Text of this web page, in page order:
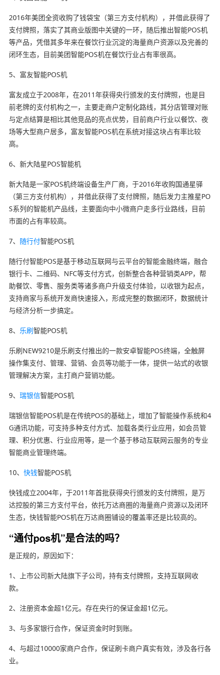
2016年美团全资收购了钱袋宝（第三方支付机构），并借此获得了
支付牌照，落实了其商业版图中关键的一环，随后推出智能POS机
等产品，凭借其多年来在餐饮行业沉淀的海量商户资源以及完善的
闭环生态，目前美团智能POS机在餐饮行业占有率很高。
5、富友智能POS机
富友成立于2008年，在2011年获得央行颁发的支付牌照，也是目
前老牌的支付机构之一，主要走商户定制化路线，其分店管理对账
与定点结算是相比其他竞品的亮点优势，目前商户行业以餐饮、夜
场等大型商户居多，富友智能POS机在系统对接这块占有率比较
高。
6、新大陆星POS智能机
新大陆是一家POS机终端设备生产厂商，于2016年收购国通星驿
（第三方支付机构），并借此获得了支付牌照，随后发力主推星PO
S系列的智能机产品线，主要面向中小微商户走多行业路线，目前
市面的占有率较高。
7、 随行付智能POS机
随行付智能POS是基于移动互联网与云平台的智能金融终端，融合
银行卡、二维码、NFC等支付方式，创新整合各种营销类APP，帮
助餐饮、零售、服务类等诸多商户升级支付体验，以收银为起点，
支持商家与系统开发商快速接入，形成完整的数据闭环，数据统计
与经济分析一步搞定。
8、 乐刷智能POS机
乐刷NEW9210是乐刷支付推出的一款安卓智能POS终端，全触屏
操作集支付、管理、营销、会员等功能于一体，提供一站式的收银
管理解决方案，主打商户营销功能。
9、 瑞银信智能POS机
瑞银信智能POS机是在传统POS的基础上，增加了智能操作系统和4
G通讯功能，可支持多种支付方式、加载各类行业应用，如会员管
理、积分优惠、行业应用等，是一个基于移动互联网云服务的专业
智能商业管理终端。
10、 快钱智能POS机
快钱成立2004年，于2011年首批获得央行颁发的支付牌照，是万
达控股的第三方支付平台，依托万达商圈的海量商户资源以及闭环
生态，快钱智能POS机在万达商圈铺设的覆盖率还是比较高的。
“通付pos机”是合法的吗？
是正规的，原因如下：
1、上市公司新大陆旗下子公司，持有支付牌照，支持互联网收
款。
2、注册资本金超1亿元。存在央行的保证金超1亿元。
3、与多家银行合作，保证资金时时到账。
4、与超过10000家商户合作，保证刷卡商户真实有效，涉及各行各
业。